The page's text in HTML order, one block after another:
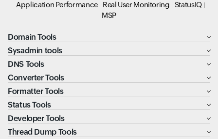
Application Performance
Real User Monitoring
StatusIQ
MSP
Domain Tools
Sysadmin tools
DNS Tools
Converter Tools
Formatter Tools
Status Tools
Developer Tools
Thread Dump Tools